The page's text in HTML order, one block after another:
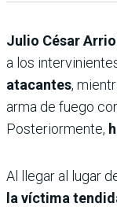
Julio César
a los
atacantes,
arma de fuego
Posteriormente,
Al llegar al lugar
la víctima